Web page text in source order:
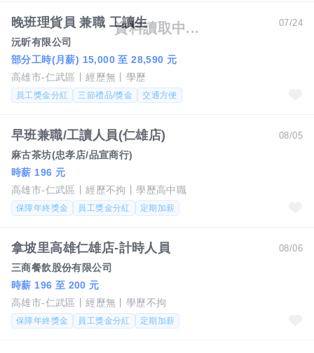
07/24
晚班理貨員 兼職 工讀生
沅昕有限公司
部分工時(月薪) 15,000 至 28,590 元
高雄市-仁武區
經歷無 學歷
員工獎金分紅 三節禮品/獎金 交通方便
08/05
早班兼職/工讀人員(仁雄店)
麻古茶坊(忠孝店/品宣商行)
時薪 196 元
高雄市-仁武區
經歷不拘 學歷高中職
保障年終獎金 員工獎金分紅 定期加薪
08/06
拿坡里高雄仁雄店-計時人員
三商餐飲股份有限公司
時薪 196 至 200 元
高雄市-仁武區
經歷無 學歷不拘
保障年終獎金 員工獎金分紅 定期加薪